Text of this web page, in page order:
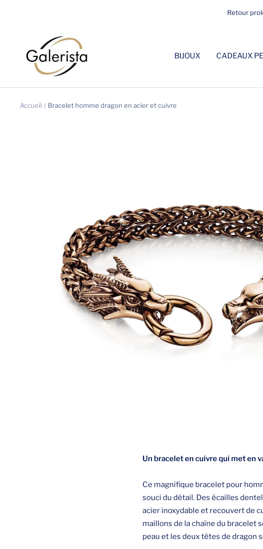
Retour
BIJOUX CADEAUX
galerista
Accueil Bracelet homme dragon en acier et cuivre
Un bracelet en cuivre qui met en
Ce magnifique bracelet pour
souci du détail. Des écailles
acier inoxydable et recouvert de
maillons de la chaîne du bracelet
peau et les deux têtes de dragon